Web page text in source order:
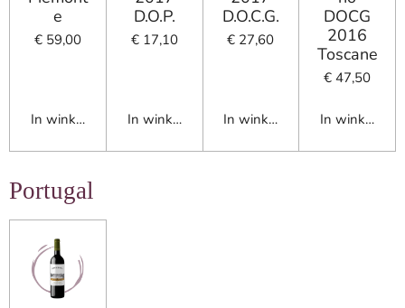
e
€ 59,00
In winkelwagen
D.O.P.
€ 17,10
In winkelwagen
D.O.C.G.
€ 27,60
In winkelwagen
DOCG
2016
Toscane
€ 47,50
In
Portugal